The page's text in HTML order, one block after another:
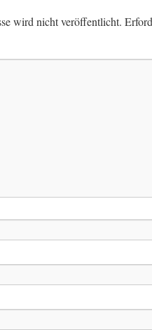
wird nicht veröffentlicht.